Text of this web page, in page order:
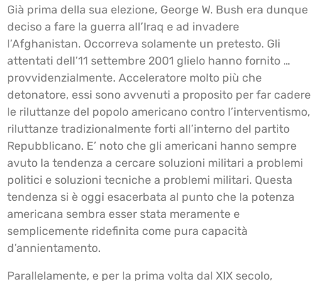
Già prima della sua elezione, George W. Bush era dunque
deciso a fare la guerra all’Iraq e ad invadere
l’Afghanistan. Occorreva solamente un pretesto. Gli
attentati dell’11 settembre 2001 glielo hanno fornito …
provvidenzialmente. Acceleratore molto più che
detonatore, essi sono avvenuti a proposito per far cadere
le riluttanze del popolo americano contro l’interventismo,
riluttanze tradizionalmente forti all’interno del partito
Repubblicano. E’ noto che gli americani hanno sempre
avuto la tendenza a cercare soluzioni militari a problemi
politici e soluzioni tecniche a problemi militari. Questa
tendenza si è oggi esacerbata al punto che la potenza
americana sembra esser stata meramente e
semplicemente ridefinita come pura capacità
d’annientamento.
Parallelamente, e per la prima volta dal XIX secolo,